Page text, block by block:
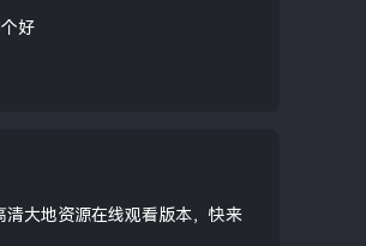
好
清大地资源在线观看版本，快来